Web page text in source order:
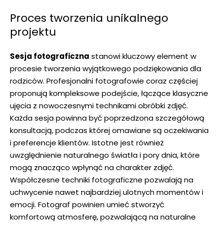
Proces tworzenia unikalnego
projektu
Sesja fotograficzna stanowi kluczowy element w
procesie tworzenia wyjątkowego podziękowania dla
rodziców. Profesjonalni fotografowie coraz częściej
proponują kompleksowe podejście, łączące klasyczne
ujęcia z nowoczesnymi technikami obróbki zdjęć.
Każda sesja powinna być poprzedzona szczegółową
konsultacją, podczas której omawiane są oczekiwania
i preferencje klientów. Istotne jest również
uwzględnienie naturalnego światła i pory dnia, które
mogą znacząco wpłynąć na charakter zdjęć.
Współczesne techniki fotograficzne pozwalają na
uchwycenie nawet najbardziej ulotnych momentów i
emocji. Fotograf powinien umieć stworzyć
komfortową atmosferę, pozwalającą na naturalne